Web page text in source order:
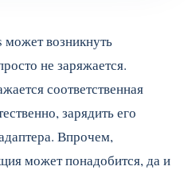
может возникнуть
не заряжается.
соответственная
зарядить его
Впрочем,
может понадобится, да и